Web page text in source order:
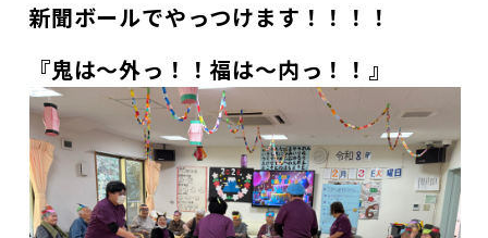
新聞ボールでやっつけます！！！！
『鬼は～外っ！！福は～内っ！！』